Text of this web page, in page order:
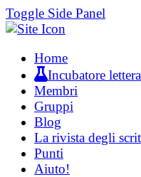
Toggle Side Panel
Home
Incubatore
Membri
Gruppi
Blog
La rivista degli
Punti
Aiuto!